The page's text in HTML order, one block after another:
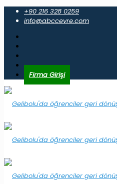
+90 216 328 0259
info@abccevre.com
Firma Girişi